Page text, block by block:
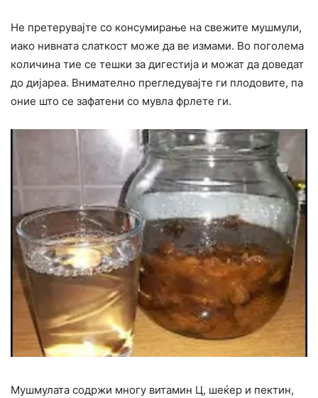
Не претерувајте со консумирање на свежите мушмули,
иако нивната слаткост може да ве измами. Во поголема
количина тие се тешки за дигестија и можат да доведат
до дијареа. Внимателно прегледувајте ги плодовите, па
оние што се зафатени со мувла фрлете ги.
Мушмулата содржи многу витамин Ц, шеќер и пектин,